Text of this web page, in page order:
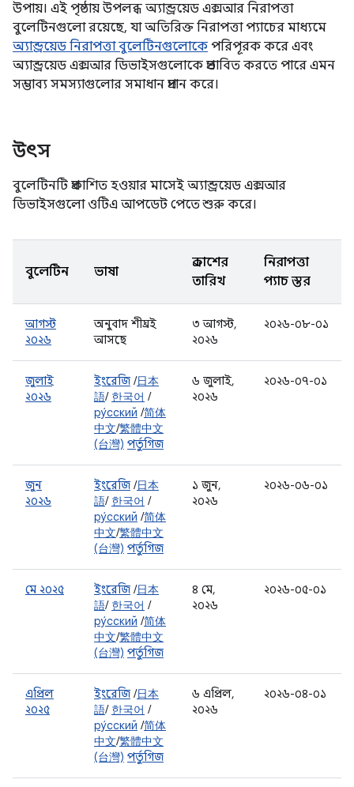
উপায়। এই পৃষ্ঠায় উপলব্ধ অ্যান্ড্রয়েড এক্সআর নিরাপত্তা
বুলেটিনগুলো রয়েছে, যা অতিরিক্ত নিরাপত্তা প্যাচের মাধ্যমে
অ্যান্ড্রয়েড নিরাপত্তা বুলেটিনগুলোকে পরিপূরক করে এবং
অ্যান্ড্রয়েড এক্সআর ডিভাইসগুলোকে প্রভাবিত করতে পারে এমন
সম্ভাব্য সমস্যাগুলোর সমাধান প্রদান করে।
উৎস
বুলেটিনটি প্রকাশিত হওয়ার মাসেই অ্যান্ড্রয়েড এক্সআর
ডিভাইসগুলো ওটিএ আপডেট পেতে শুরু করে।
বুলেটিন ভাষা
প্রকাশের
তারিখ
নিরাপত্তা
প্যাচ স্তর
আগস্ট
২০২৬
অনুবাদ শীঘ্রই
আসছে
৩ আগস্ট,
২০২৬
২০২৬-০৮-০১
জুলাই
২০২৬
ইংরেজি /日本
語/ 한국어 /
ру́сский /简体
中文/繁體中文
(台灣) পর্তুগিজ
৬ জুলাই,
২০২৬
২০২৬-০৭-০১
জুন
২০২৬
ইংরেজি /日本
語/ 한국어 /
ру́сский /简体
中文/繁體中文
(台灣) পর্তুগিজ
১ জুন,
২০২৬
২০২৬-০৬-০১
মে ২০২৫ ইংরেজি /日本
語/ 한국어 /
ру́сский /简体
中文/繁體中文
(台灣) পর্তুগিজ
৪ মে,
২০২৬
২০২৬-০৫-০১
এপ্রিল
২০২৫
ইংরেজি /日本
語/ 한국어 /
ру́сский /简体
中文/繁體中文
(台灣) পর্তুগিজ
৬ এপ্রিল,
২০২৬
২০২৬-০৪-০১